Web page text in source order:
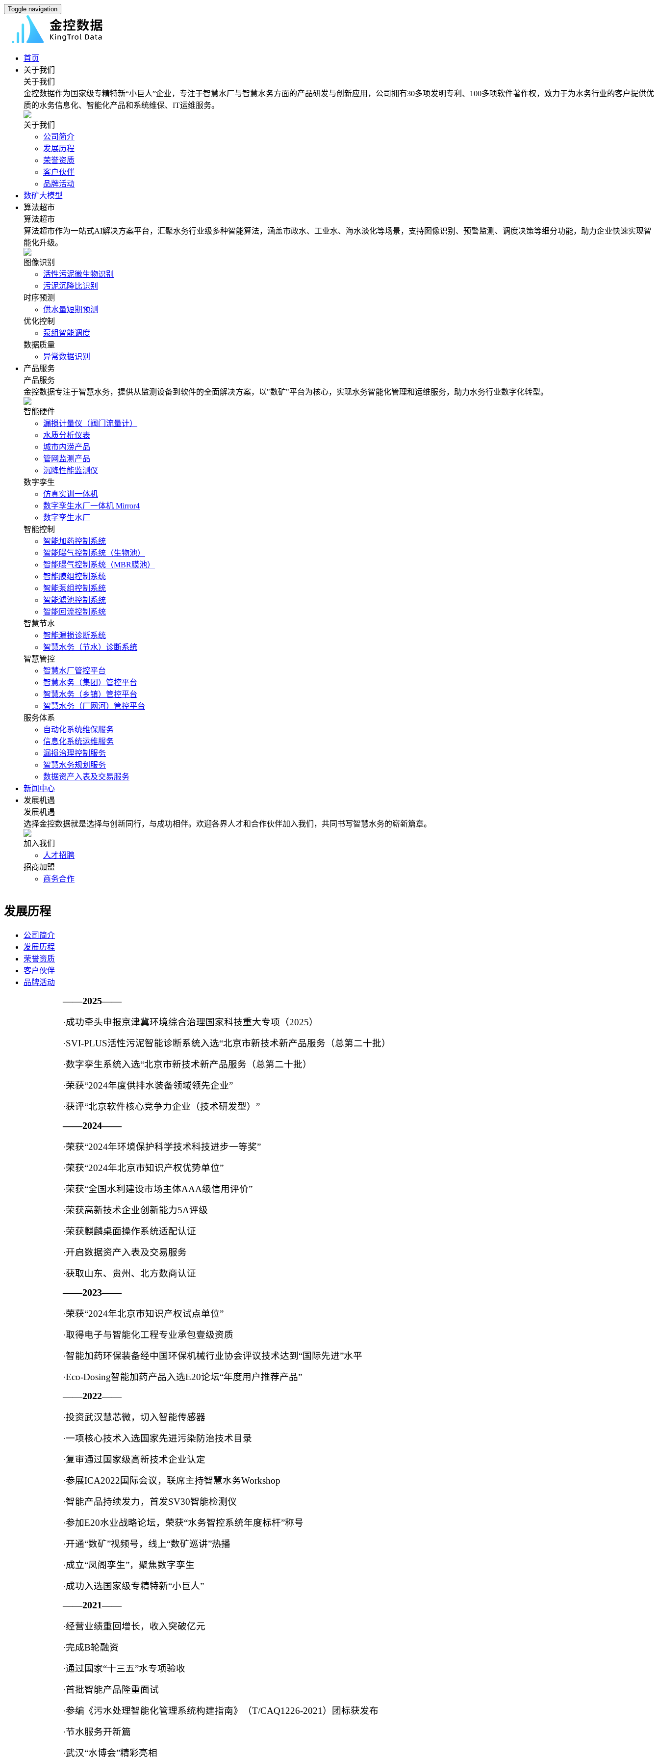
Toggle navigation
首页
关于我们
关于我们
金控数据作为国家级专精特新“小巨人”企业，专注于智慧水厂与智慧水务方面的产品研发与创新应用，公司拥有30多项发明专利、100多项软件著作权，致力于为水务行业的客户提供优
质的水务信息化、智能化产品和系统维保、IT运维服务。
关于我们
公司简介
发展历程
荣誉资质
客户伙伴
品牌活动
数矿大模型
算法超市
算法超市
算法超市作为一站式AI解决方案平台，汇聚水务行业级多种智能算法，涵盖市政水、工业水、海水淡化等场景，支持图像识别、预警监测、调度决策等细分功能，助力企业快速实现智
能化升级。
图像识别
活性污泥微生物识别
污泥沉降比识别
时序预测
供水量短期预测
优化控制
泵组智能调度
数据质量
异常数据识别
产品服务
产品服务
金控数据专注于智慧水务，提供从监测设备到软件的全面解决方案，以"数矿"平台为核心，实现水务智能化管理和运维服务，助力水务行业数字化转型。
智能硬件
漏损计量仪（阀门流量计）
水质分析仪表
城市内涝产品
管网监测产品
沉降性能监测仪
数字孪生
仿真实训一体机
数字孪生水厂一体机 Mirror4
数字孪生水厂
智能控制
智能加药控制系统
智能曝气控制系统（生物池）
智能曝气控制系统（MBR膜池）
智能膜组控制系统
智能泵组控制系统
智能滤池控制系统
智能回流控制系统
智慧节水
智能漏损诊断系统
智慧水务（节水）诊断系统
智慧管控
智慧水厂管控平台
智慧水务（集团）管控平台
智慧水务（乡镇）管控平台
智慧水务（厂网河）管控平台
服务体系
自动化系统维保服务
信息化系统运维服务
漏损治理控制服务
智慧水务规划服务
数据资产入表及交易服务
新闻中心
发展机遇
发展机遇
选择金控数据就是选择与创新同行，与成功相伴。欢迎各界人才和合作伙伴加入我们，共同书写智慧水务的崭新篇章。
加入我们
人才招聘
招商加盟
商务合作
发展历程
公司简介
发展历程
荣誉资质
客户伙伴
品牌活动
——2025——
·成功牵头申报京津冀环境综合治理国家科技重大专项（2025）
·SVI-PLUS活性污泥智能诊断系统入选“北京市新技术新产品服务（总第二十批）
·数字孪生系统入选“北京市新技术新产品服务（总第二十批）
·荣获“2024年度供排水装备领域领先企业”
·获评“北京软件核心竞争力企业（技术研发型）”
——2024——
·荣获“2024年环境保护科学技术科技进步一等奖”
·荣获“2024年北京市知识产权优势单位”
·荣获“全国水利建设市场主体AAA级信用评价”
·荣获高新技术企业创新能力5A评级
·荣获麒麟桌面操作系统适配认证
·开启数据资产入表及交易服务
·获取山东、贵州、北方数商认证
——2023——
·荣获“2024年北京市知识产权试点单位”
·取得电子与智能化工程专业承包壹级资质
·智能加药环保装备经中国环保机械行业协会评议技术达到“国际先进”水平
·Eco-Dosing智能加药产品入选E20论坛“年度用户推荐产品”
——2022——
·投资武汉慧芯微，切入智能传感器
·一项核心技术入选国家先进污染防治技术目录
·复审通过国家级高新技术企业认定
·参展ICA2022国际会议，联席主持智慧水务Workshop
·智能产品持续发力，首发SV30智能检测仪
·参加E20水业战略论坛，荣获“水务智控系统年度标杆”称号
·开通“数矿”视频号，线上“数矿巡讲”热播
·成立“凤阁孪生”，聚焦数字孪生
·成功入选国家级专精特新“小巨人”
——2021——
·经营业绩重回增长，收入突破亿元
·完成B轮融资
·通过国家“十三五”水专项验收
·首批智能产品隆重面试
·参编《污水处理智能化管理系统构建指南》（T/CAQ1226-2021）团标获发布
·节水服务开新篇
·武汉“水博会”精彩亮相